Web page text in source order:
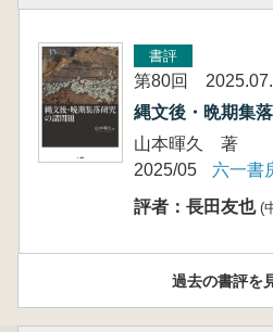
書評
第80回
縄文後・晩期集
山本暉久 著
2025/05
六一書
評者：長田友也 (
過去の書評を